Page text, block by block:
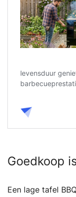
Goedkoop
Een lage tafel